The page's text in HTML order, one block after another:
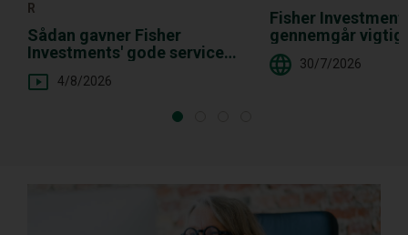
R
Sådan gavner Fisher
Investments' gode service
og hyppige kontakt dig
4/8/2026
Fisher
gennemgår
investeringsmål
30/7/2026